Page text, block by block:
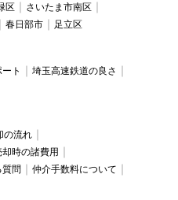
区
さいたま市南区
春日部市 足立区
ト
埼玉高速鉄道の良さ
の流れ
時の諸費用
質問
仲介手数料について